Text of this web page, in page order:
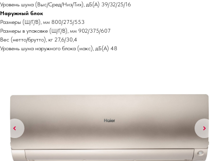
Уровень шума (Выс/Сред/Низ/Тих), дБ(А) 39/32/25/16
Наружный блок
Размеры (Ш/Г/В), мм 800/275/553
Размеры в упаковке (Ш/Г/В), мм 902/375/607
Вес (нетто/брутто), кг 27,6/30,4
Уровень шума наружного блока (макс), дБ(А) 48